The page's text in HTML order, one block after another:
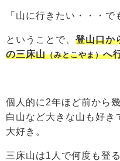
「山に行きたい・・・で
ということで、 登山口か
の三床山（みとこやま）へ
個人的に2年ほど前から
白山など大きな山も好き
大好き。
三床山は1人で何度も登